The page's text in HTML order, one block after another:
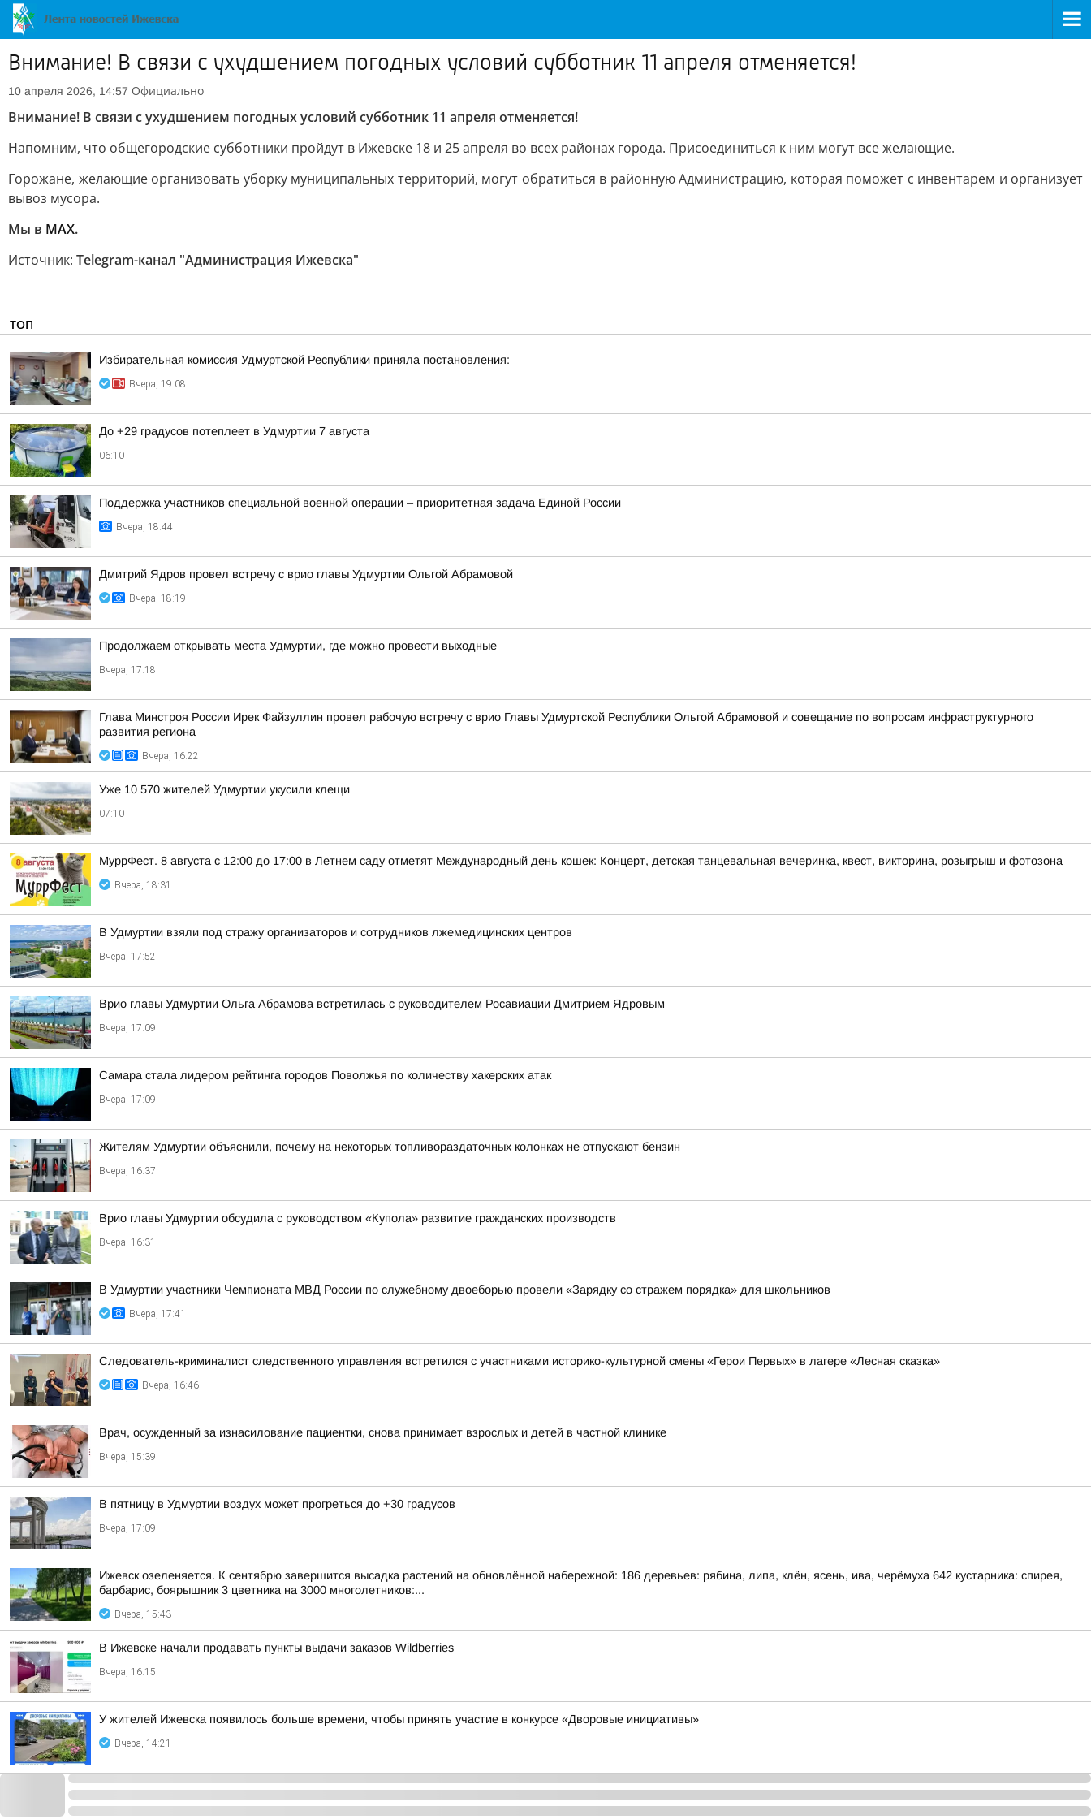
Внимание! В связи с ухудшением погодных условий субботник 11 апреля отменяется!
10 апреля 2026, 14:57 Официально
Внимание! В связи с ухудшением погодных условий субботник 11 апреля отменяется!
Напомним, что общегородские субботники пройдут в Ижевске 18 и 25 апреля во всех районах города. Присоединиться к ним могут все желающие.
Горожане, желающие организовать уборку муниципальных территорий, могут обратиться в районную Администрацию, которая поможет с инвентарем и организует
вывоз мусора.
Мы в МАХ.
Источник: Telegram-канал "Администрация Ижевска"
ТОП
Избирательная комиссия Удмуртской Республики приняла постановления:
Вчера, 19:08
До +29 градусов потеплеет в Удмуртии 7 августа
06:10
Поддержка участников специальной военной операции – приоритетная задача Единой России
Вчера, 18:44
Дмитрий Ядров провел встречу с врио главы Удмуртии Ольгой Абрамовой
Вчера, 18:19
Продолжаем открывать места Удмуртии, где можно провести выходные
Вчера, 17:18
Глава Минстроя России Ирек Файзуллин провел рабочую встречу с врио Главы Удмуртской Республики Ольгой Абрамовой и совещание по вопросам инфраструктурного
развития региона
Вчера, 16:22
Уже 10 570 жителей Удмуртии укусили клещи
07:10
МуррФест. 8 августа с 12:00 до 17:00 в Летнем саду отметят Международный день кошек: Концерт, детская танцевальная вечеринка, квест, викторина, розыгрыш и фотозона
Вчера, 18:31
В Удмуртии взяли под стражу организаторов и сотрудников лжемедицинских центров
Вчера, 17:52
Врио главы Удмуртии Ольга Абрамова встретилась с руководителем Росавиации Дмитрием Ядровым
Вчера, 17:09
Самара стала лидером рейтинга городов Поволжья по количеству хакерских атак
Вчера, 17:09
Жителям Удмуртии объяснили, почему на некоторых топливораздаточных колонках не отпускают бензин
Вчера, 16:37
Врио главы Удмуртии обсудила с руководством «Купола» развитие гражданских производств
Вчера, 16:31
В Удмуртии участники Чемпионата МВД России по служебному двоеборью провели «Зарядку со стражем порядка» для школьников
Вчера, 17:41
Следователь-криминалист следственного управления встретился с участниками историко-культурной смены «Герои Первых» в лагере «Лесная сказка»
Вчера, 16:46
Врач, осужденный за изнасилование пациентки, снова принимает взрослых и детей в частной клинике
Вчера, 15:39
В пятницу в Удмуртии воздух может прогреться до +30 градусов
Вчера, 17:09
Ижевск озеленяется. К сентябрю завершится высадка растений на обновлённой набережной: 186 деревьев: рябина, липа, клён, ясень, ива, черёмуха 642 кустарника: спирея,
барбарис, боярышник 3 цветника на 3000 многолетников:...
Вчера, 15:43
В Ижевске начали продавать пункты выдачи заказов Wildberries
Вчера, 16:15
У жителей Ижевска появилось больше времени, чтобы принять участие в конкурсе «Дворовые инициативы»
Вчера, 14:21